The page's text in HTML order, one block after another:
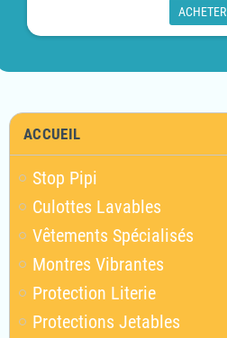
ACCUEIL
Stop Pipi
Culottes Lavables
Vêtements Spécialisés
Montres Vibrantes
Protection Literie
Protections Jetables
ACHETER